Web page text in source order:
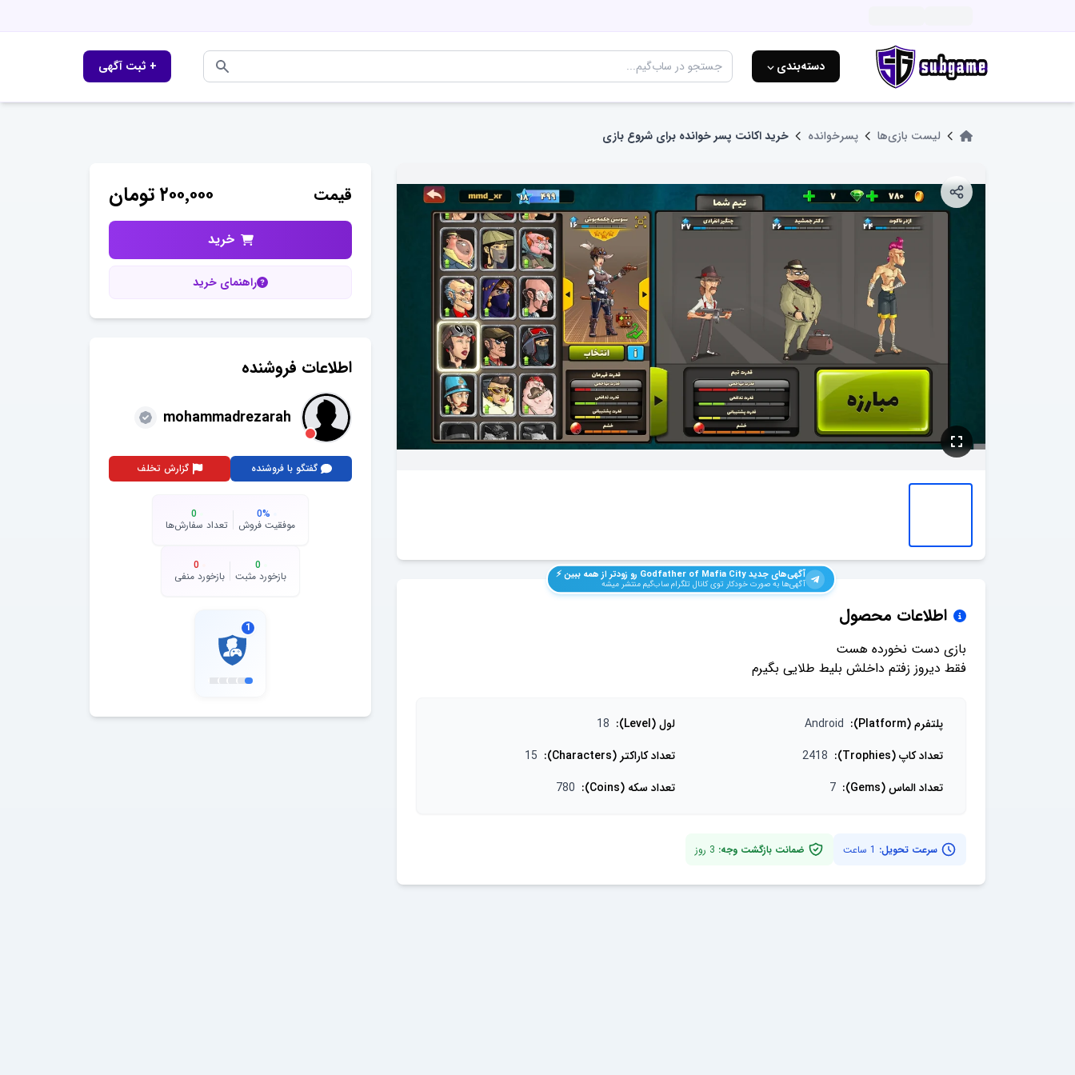
دسته‌بندی ⌵ + ثبت آگهی
لیست بازی‌ها پسرخوانده خرید اکانت پسر خوانده برای شروع بازی
آگهی‌های جدیدGodfather of Mafia City رو زودتر از همه ببین ⚡️
آگهی‌ها به صورت خودکار توی کانال تلگرام ساب‌گیم منتشر میشه
اطلاعات محصول
فقط دیروز زفتم داخلش بلیط طلایی بگیرم
پلتفرم (Platform) :
Android لول (Level) :
18
تعداد کاپ (Trophies)
:
2418 تعداد کاراکتر (Characters) :
15
تعداد الماس (Gems)
:
7 تعداد سکه (Coins) :
780
سرعت تحویل: 1 ساعت ضمانت بازگشت وجه: 3 روز
قیمت ۲۰۰٬۰۰۰تومان
خرید
راهنمای خرید
اطلاعات فروشنده
mohammadrezarah
گفتگو با فروشنده گزارش تخلف
0%
موفقیت فروش
0
تعداد سفارش‌ها
0
بازخورد مثبت
0
بازخورد منفی
1